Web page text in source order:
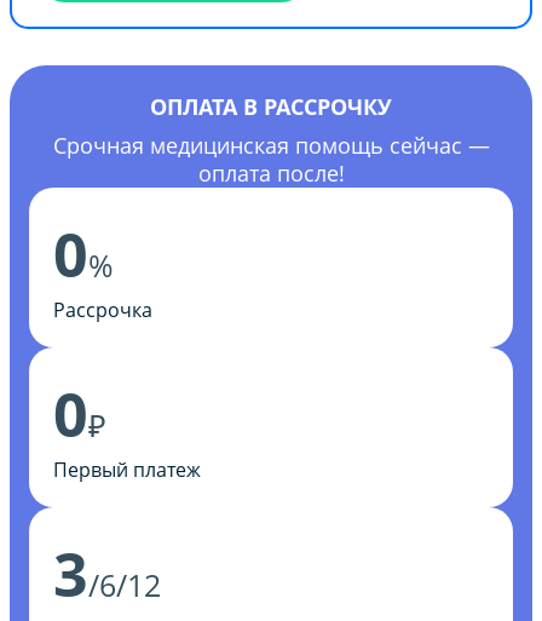
ОПЛАТА В РАССРОЧКУ
Срочная медицинская помощь сейчас —
оплата после!
0%
Рассрочка
0₽
Первый платеж
3/6/12